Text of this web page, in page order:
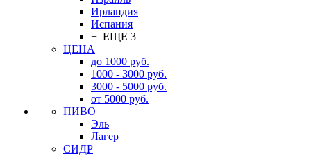
Ирландия
Испания
+ ЕЩЕ 3
ЦЕНА
до 1000 руб.
1000 - 3000 руб.
3000 - 5000 руб.
от 5000 руб.
ПИВО
Эль
Лагер
СИДР